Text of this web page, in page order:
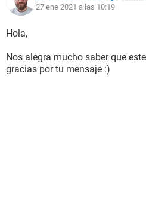
27 ene 2021 a las 10:19
Hola,
Nos alegra mucho saber que
gracias por tu mensaje :)